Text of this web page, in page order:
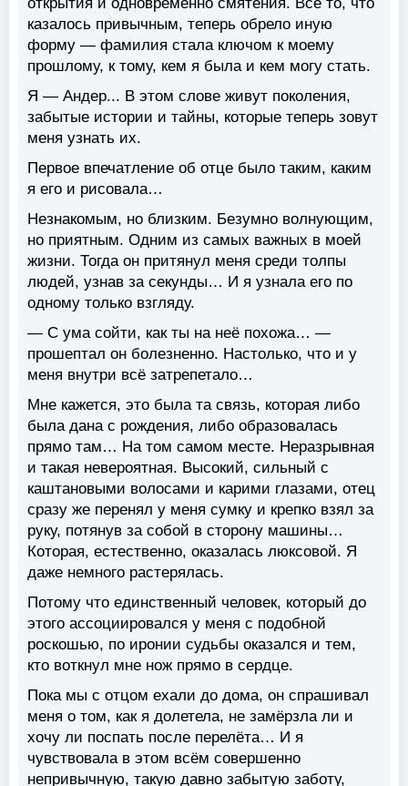
казалось привычным, теперь обрело иную
форму — фамилия стала ключом к моему
прошлому, к тому, кем я была и кем могу стать.
Я — Андер... В этом слове живут поколения,
забытые истории и тайны, которые теперь зовут
меня узнать их.
Первое впечатление об отце было таким, каким
я его и рисовала…
Незнакомым, но близким. Безумно волнующим,
но приятным. Одним из самых важных в моей
жизни. Тогда он притянул меня среди толпы
людей, узнав за секунды… И я узнала его по
одному только взгляду.
— С ума сойти, как ты на неё похожа… —
прошептал он болезненно. Настолько, что и у
меня внутри всё затрепетало…
Мне кажется, это была та связь, которая либо
была дана с рождения, либо образовалась
прямо там… На том самом месте. Неразрывная
и такая невероятная. Высокий, сильный с
каштановыми волосами и карими глазами, отец
сразу же перенял у меня сумку и крепко взял за
руку, потянув за собой в сторону машины…
Которая, естественно, оказалась люксовой. Я
даже немного растерялась.
Потому что единственный человек, который до
этого ассоциировался у меня с подобной
роскошью, по иронии судьбы оказался и тем,
кто воткнул мне нож прямо в сердце.
Пока мы с отцом ехали до дома, он спрашивал
меня о том, как я долетела, не замёрзла ли и
хочу ли поспать после перелёта… И я
чувствовала в этом всём совершенно
непривычную, такую давно забытую заботу,